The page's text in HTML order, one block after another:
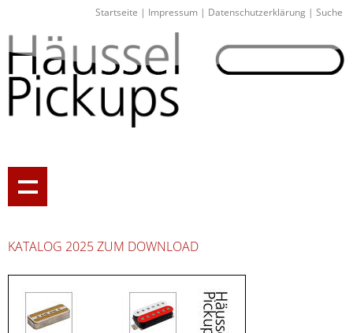
Startseite | Impressum | Datenschutzerklärung | Suche
KATALOG 2025 ZUM DOWNLOAD